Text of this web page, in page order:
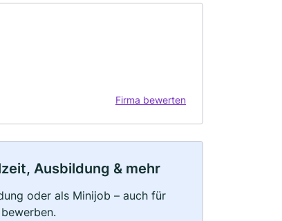
Firma bewerten
Ausbildung & mehr
oder als Minijob – auch für